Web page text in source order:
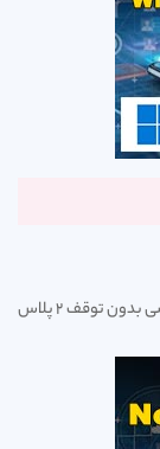
با کلیک بر روی این قسمت می توانید مجموعه انگلیسی بدون توقف 2 پلاس